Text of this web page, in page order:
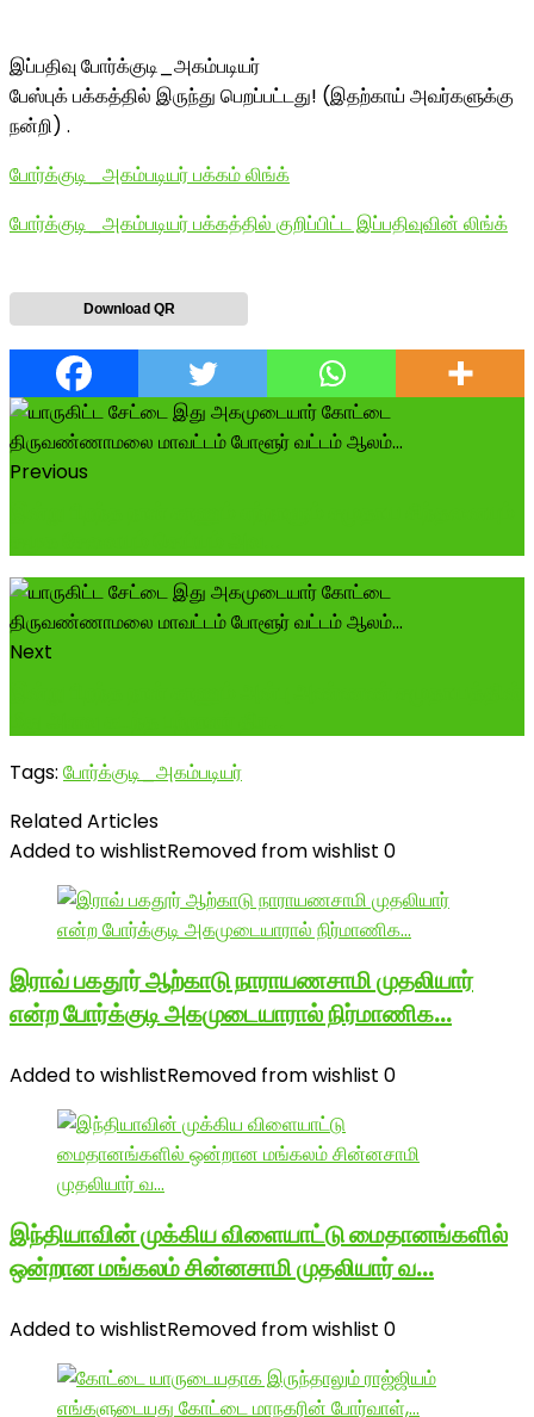
இப்பதிவு போர்க்குடி_அகம்படியர்
பேஸ்புக் பக்கத்தில் இருந்து பெறப்பட்டது! (இதற்காய் அவர்களுக்கு
நன்றி) .
போர்க்குடி_அகம்படியர் பக்கம் லிங்க்
போர்க்குடி_அகம்படியர் பக்கத்தில் குறிப்பிட்ட இப்பதிவுவின் லிங்க்
Download QR
Previous
Next
Tags: போர்க்குடி_அகம்படியர்
Related Articles
Added to wishlistRemoved from wishlist 0
இராவ் பகதூர் ஆற்காடு நாராயணசாமி முதலியார்
என்ற போர்க்குடி அகமுடையாரால் நிர்மாணிக…
Added to wishlistRemoved from wishlist 0
இந்தியாவின் முக்கிய விளையாட்டு மைதானங்களில்
ஒன்றான மங்கலம் சின்னசாமி முதலியார் வ…
Added to wishlistRemoved from wishlist 0